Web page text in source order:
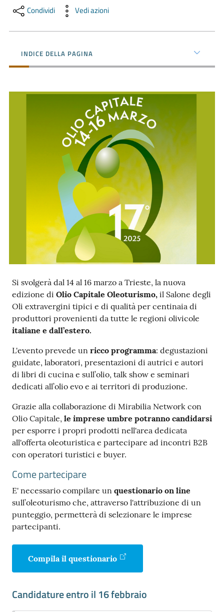
il
territorio
Tutelare
l'Impresa
il
Re
gis
tra
ti
Seguici
su
Condividi Vedi azioni
INDICE DELLA PAGINA
Si svolgerà dal 14 al 16 marzo a Trieste, la nuova
edizione di Olio Capitale Oleoturismo, il Salone degli
Oli extravergini tipici e di qualità per centinaia di
produttori provenienti da tutte le regioni olivicole
italiane e dall’estero.
L'evento prevede un ricco programma: degustazioni
guidate, laboratori, presentazioni di autrici e autori
di libri di cucina e sull’olio, talk show e seminari
dedicati all’olio evo e ai territori di produzione.
Grazie alla collaborazione di Mirabilia Network con
Olio Capitale, le imprese umbre potranno candidarsi
per esporre i propri prodotti nell'area dedicata
all'offerta oleoturistica e partecipare ad incontri B2B
con operatori turistici e buyer.
Come partecipare
E' necessario compilare un questionario on line
sull’oleoturismo che, attraverso l'attribuzione di un
punteggio, permetterà di selezionare le imprese
partecipanti.
Compila il questionario
Candidature entro il 16 febbraio